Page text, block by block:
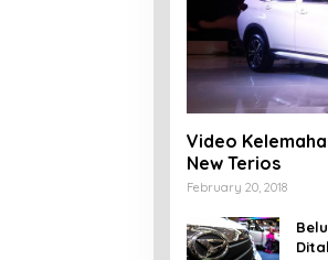
Video
New Terios
February 20, 2018